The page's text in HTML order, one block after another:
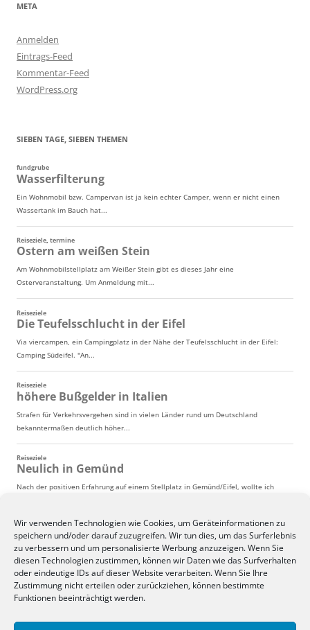
Wir verwenden Technologien wie Cookies, um Geräteinformationen zu
speichern und/oder darauf zuzugreifen. Wir tun dies, um das Surferlebnis
zu verbessern und um personalisierte Werbung anzuzeigen. Wenn Sie
diesen Technologien zustimmen, können wir Daten wie das Surfverhalten
oder eindeutige IDs auf dieser Website verarbeiten. Wenn Sie Ihre
Zustimmung nicht erteilen oder zurückziehen, können bestimmte
Funktionen beeinträchtigt werden.
META
Anmelden
Eintrags-Feed
Kommentar-Feed
WordPress.org
SIEBEN TAGE, SIEBEN THEMEN